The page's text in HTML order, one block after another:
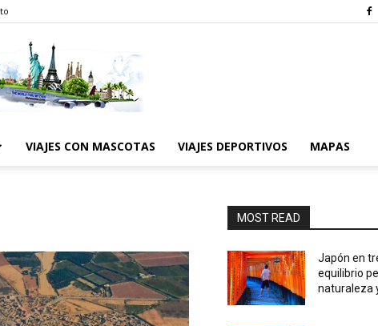
World
VIAJES CON MASCOTAS VIAJES DEPORTIVOS MAPAS
MOST READ
Japón en
equilibrio
naturaleza